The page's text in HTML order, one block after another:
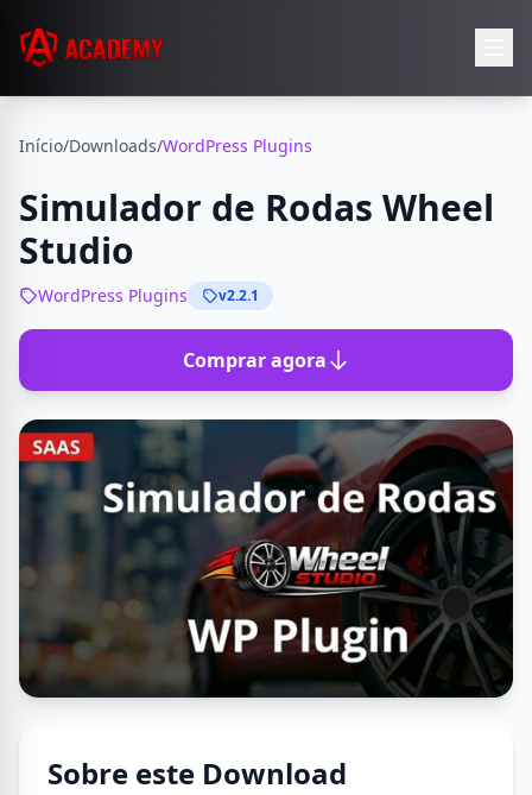
Início/Downloads/WordPress Plugins
Simulador de Rodas Wheel
Studio
WordPress Plugins v2.2.1
Comprar agora
Sobre este Download